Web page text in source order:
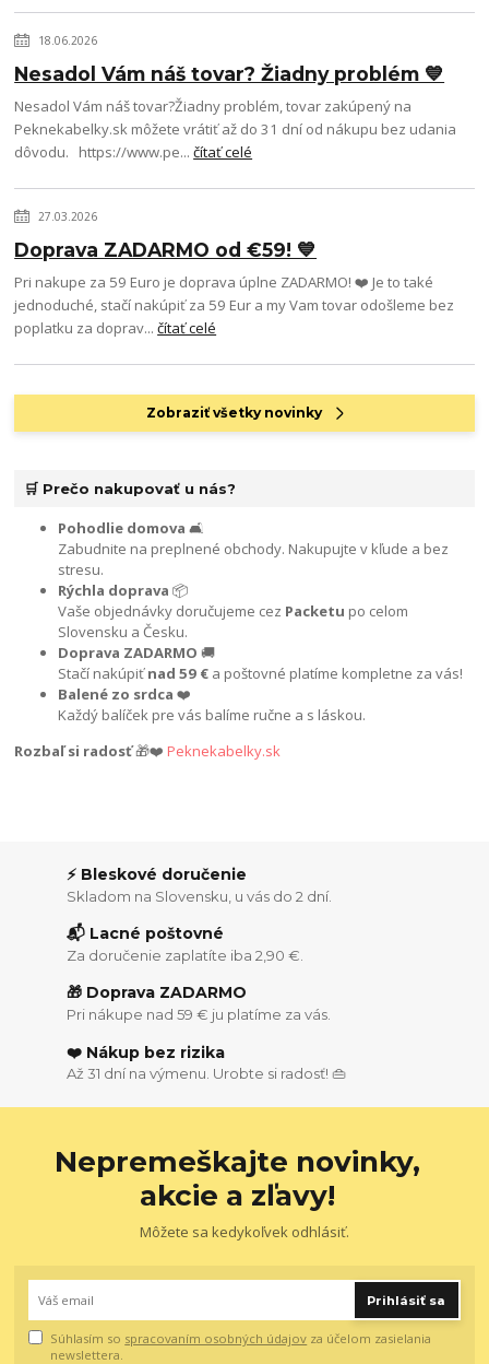
18.06.2026
Nesadol Vám náš tovar? Žiadny problém 💙
Nesadol Vám náš tovar?Žiadny problém, tovar zakúpený na
Peknekabelky.sk môžete vrátiť až do 31 dní od nákupu bez udania
dôvodu. https://www.pe...čítať celé
27.03.2026
Doprava ZADARMO od €59! 💙
Pri nakupe za 59 Euro je doprava úplne ZADARMO! ❤️ Je to také
jednoduché, stačí nakúpiť za 59 Eur a my Vam tovar odošleme bez
poplatku za doprav...čítať celé
Zobraziť všetky novinky
🛒 Prečo nakupovať u nás?
Pohodlie domova 🛋️
Zabudnite na preplnené obchody. Nakupujte v kľude a bez
stresu.
Rýchla doprava 📦
Vaše objednávky doručujeme cez Packetu po celom
Slovensku a Česku.
Doprava ZADARMO 🚚
Stačí nakúpiťnad 59 € a poštovné platíme kompletne za vás!
Balené zo srdca ❤️
Každý balíček pre vás balíme ručne a s láskou.
Rozbaľ si radosť🎁❤️ Peknekabelky.sk
⚡ Bleskové doručenie
Skladom na Slovensku, u vás do 2 dní.
📬 Lacné poštovné
Za doručenie zaplatíte iba 2,90 €.
🎁 Doprava ZADARMO
Pri nákupe nad 59 € ju platíme za vás.
❤️ Nákup bez rizika
Až 31 dní na výmenu. Urobte si radosť! 👜
Nepremeškajte novinky,
akcie a zľavy!
Môžete sa kedykoľvek odhlásiť.
Prihlásiť sa
Súhlasím so spracovaním osobných údajov za účelom zasielania
newslettera.